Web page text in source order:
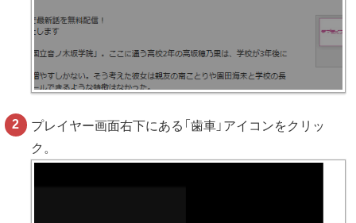
プレイヤー画面右下にある「歯車」アイコンをクリッ
ク。